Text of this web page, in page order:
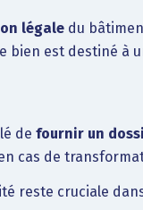
légale du
est destiné à
de fournir un
cas de
reste cruciale